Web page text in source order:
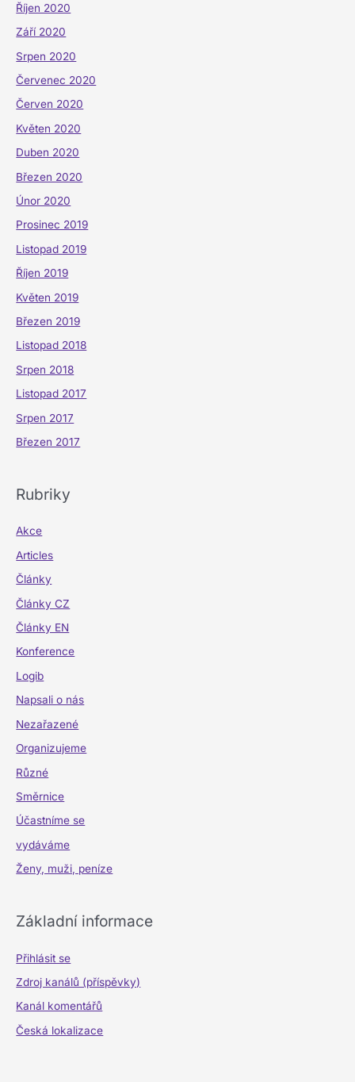
Říjen 2020
Září 2020
Srpen 2020
Červenec 2020
Červen 2020
Květen 2020
Duben 2020
Březen 2020
Únor 2020
Prosinec 2019
Listopad 2019
Říjen 2019
Květen 2019
Březen 2019
Listopad 2018
Srpen 2018
Listopad 2017
Srpen 2017
Březen 2017
Rubriky
Akce
Articles
Články
Články CZ
Články EN
Konference
Logib
Napsali o nás
Nezařazené
Organizujeme
Různé
Směrnice
Účastníme se
vydáváme
Ženy, muži, peníze
Základní informace
Přihlásit se
Zdroj kanálů (příspěvky)
Kanál komentářů
Česká lokalizace